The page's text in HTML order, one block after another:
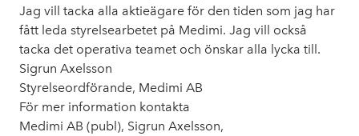
Jag vill tacka alla aktieägare för den tiden som jag har
fått leda styrelsearbetet på Medimi. Jag vill också
tacka det operativa teamet och önskar alla lycka till.
Sigrun Axelsson
Styrelseordförande, Medimi AB
För mer information kontakta
Medimi AB (publ), Sigrun Axelsson,